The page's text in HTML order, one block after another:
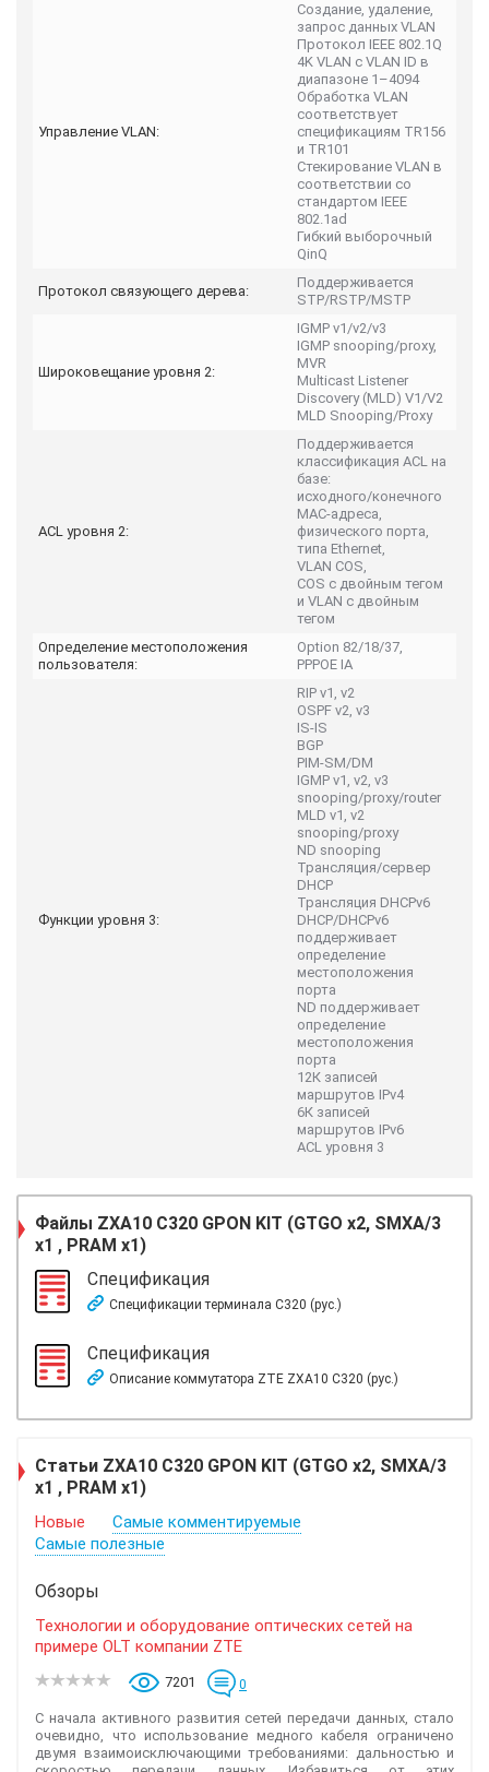
Управление VLAN:
Создание, удаление,
запрос данных VLAN
Протокол IEEE 802.1Q
4K VLAN с VLAN ID в
диапазоне 1–4094
Обработка VLAN
соответствует
спецификациям TR156
и TR101
Стекирование VLAN в
соответствии со
стандартом IEEE
802.1ad
Гибкий выборочный
QinQ
Протокол связующего дерева:
Поддерживается
STP/RSTP/MSTP
Широковещание уровня 2:
IGMP v1/v2/v3
IGMP snooping/proxy,
MVR
Multicast Listener
Discovery (MLD) V1/V2
MLD Snooping/Proxy
ACL уровня 2:
Поддерживается
классификация ACL на
базе:
исходного/конечного
MAC-адреса,
физического порта,
типа Ethernet,
VLAN COS,
COS с двойным тегом
и VLAN с двойным
тегом
Определение местоположения
пользователя:
Option 82/18/37,
PPPOE IA
Функции уровня 3:
RIP v1, v2
OSPF v2, v3
IS-IS
BGP
PIM-SM/DM
IGMP v1, v2, v3
snooping/proxy/router
MLD v1, v2
snooping/proxy
ND snooping
Трансляция/сервер
DHCP
Трансляция DHCPv6
DHCP/DHCPv6
поддерживает
определение
местоположения
порта
ND поддерживает
определение
местоположения
порта
12К записей
маршрутов IPv4
6К записей
маршрутов IPv6
ACL уровня 3
Файлы ZXA10 C320 GPON KIT (GTGO x2, SMXA/3
x1 , PRAM x1)
Спецификация
Спецификации терминала C320 (рус.)
Спецификация
Описание коммутатора ZTE ZXA10 C320 (рус.)
Статьи ZXA10 C320 GPON KIT (GTGO x2, SMXA/3
x1 , PRAM x1)
Новые
Самые комментируемые
Самые полезные
Обзоры
Технологии и оборудование оптических сетей на
примере OLT компании ZTE
7201 0
С начала активного развития сетей передачи данных, стало
очевидно, что использование медного кабеля ограничено
двумя взаимоисключающими требованиями: дальностью и